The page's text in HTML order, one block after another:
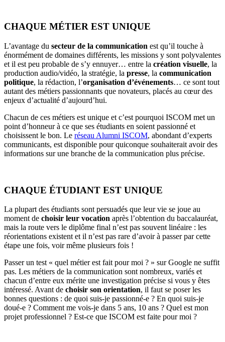
CHAQUE MÉTIER EST UNIQUE
L’avantage du secteur de la communication est qu’il touche à
énormément de domaines différents, les missions y sont polyvalentes
et il est peu probable de s’y ennuyer… entre la création visuelle, la
production audio/vidéo, la stratégie, la presse, la communication
politique, la rédaction, l’organisation d’événements… ce sont tout
autant des métiers passionnants que novateurs, placés au cœur des
enjeux d’actualité d’aujourd’hui.
Chacun de ces métiers est unique et c’est pourquoi ISCOM met un
point d’honneur à ce que ses étudiants en soient passionné et
choisissent le bon. Le réseau Alumni ISCOM, abondant d’experts
communicants, est disponible pour quiconque souhaiterait avoir des
informations sur une branche de la communication plus précise.
CHAQUE ÉTUDIANT EST UNIQUE
La plupart des étudiants sont persuadés que leur vie se joue au
moment de choisir leur vocation après l’obtention du baccalauréat,
mais la route vers le diplôme final n’est pas souvent linéaire : les
réorientations existent et il n’est pas rare d’avoir à passer par cette
étape une fois, voir même plusieurs fois !
Passer un test « quel métier est fait pour moi ? » sur Google ne suffit
pas. Les métiers de la communication sont nombreux, variés et
chacun d’entre eux mérite une investigation précise si vous y êtes
intéressé. Avant de choisir son orientation, il faut se poser les
bonnes questions : de quoi suis-je passionné-e ? En quoi suis-je
doué-e ? Comment me vois-je dans 5 ans, 10 ans ? Quel est mon
projet professionnel ? Est-ce que ISCOM est faite pour moi ?